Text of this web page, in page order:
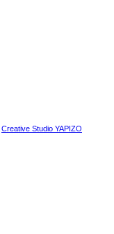
Creative Studio YAPIZO